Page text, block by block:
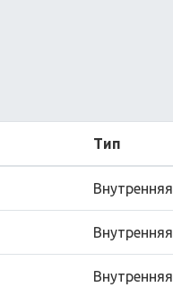
Тип
Внутренняя
Внутренняя
Внутренняя